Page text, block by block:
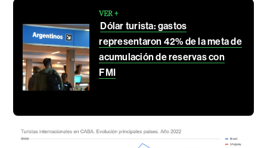
VER +
Dólar turista: gastos
representaron 42% de la meta de
acumulación de reservas con
FMI